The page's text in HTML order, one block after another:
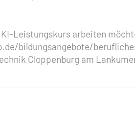
Leistungskurs arbeiten
bildungsangebote/
Cloppenburg am